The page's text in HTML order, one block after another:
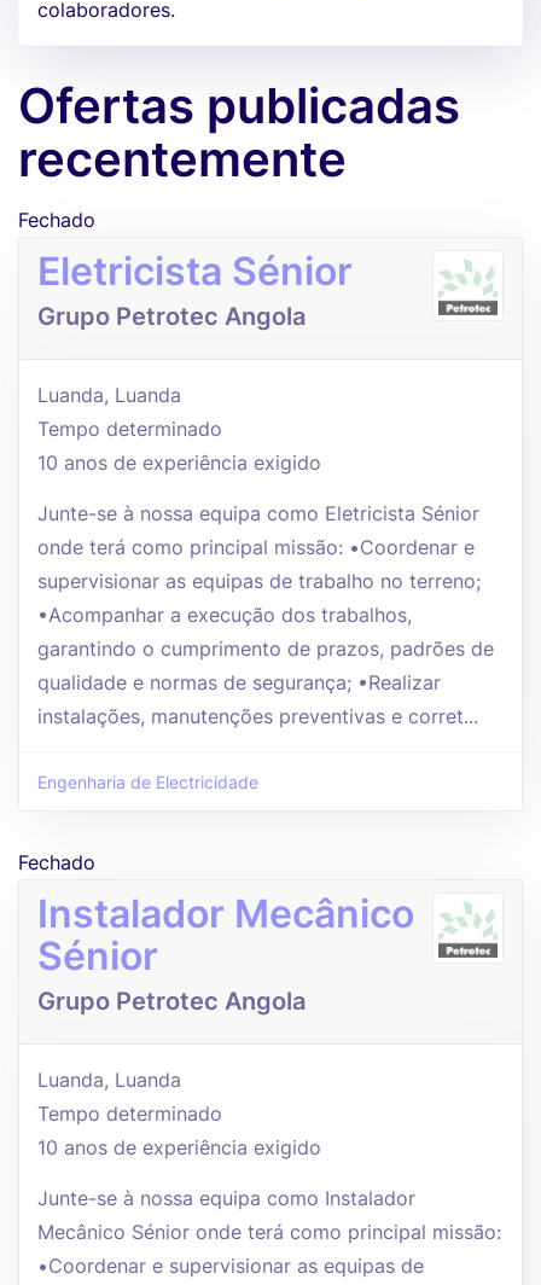
colaboradores.
Ofertas publicadas
recentemente
Fechado
Eletricista Sénior
Grupo Petrotec Angola
Luanda, Luanda
Tempo determinado
10 anos de experiência exigido
Junte-se à nossa equipa como Eletricista Sénior
onde terá como principal missão: •Coordenar e
supervisionar as equipas de trabalho no terreno;
•Acompanhar a execução dos trabalhos,
garantindo o cumprimento de prazos, padrões de
qualidade e normas de segurança; •Realizar
instalações, manutenções preventivas e corret...
Engenharia de Electricidade
Fechado
Instalador Mecânico
Sénior
Grupo Petrotec Angola
Luanda, Luanda
Tempo determinado
10 anos de experiência exigido
Junte-se à nossa equipa como Instalador
Mecânico Sénior onde terá como principal missão:
•Coordenar e supervisionar as equipas de